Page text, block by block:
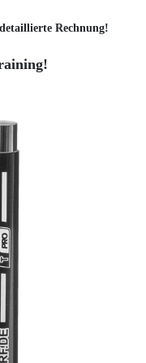
Rechnung!